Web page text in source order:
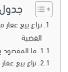
نزاع بيع
القضية
ما المقصود
نزاع بيع